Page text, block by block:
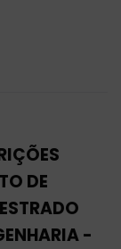
DE
-